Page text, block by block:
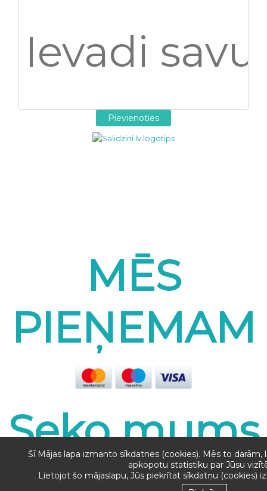
MĒS
PIEŅEMAM
Seko mums
Šī Mājas lapa izmanto sīkdatnes (cookies). Mēs to
apkopotu statistiku par Jūsu
Lietojot šo mājaslapu, Jūs piekrītat sīkdatņu (cookies)